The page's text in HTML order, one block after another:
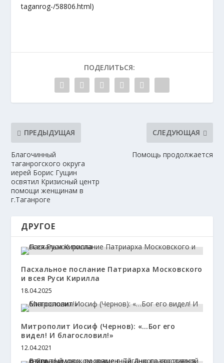
taganrog-/58806.html)
ПОДЕЛИТЬСЯ:
ПРЕДЫДУЩАЯ
Благочинный
таганрогского округа
иерей Борис Гущин
освятил Кризисный центр
помощи женщинам в
г.Таганроге
СЛЕДУЮЩАЯ
Помощь продолжается
ДРУГОЕ
Пасхальное послание Патриарха Московского
и всея Руси Кирилла
18.04.2025
Митрополит Иосиф (Чернов): «…Бог его
видел! И благословил!»
12.04.2021